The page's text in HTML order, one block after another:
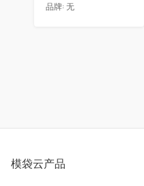
品牌: 无
模袋云产品